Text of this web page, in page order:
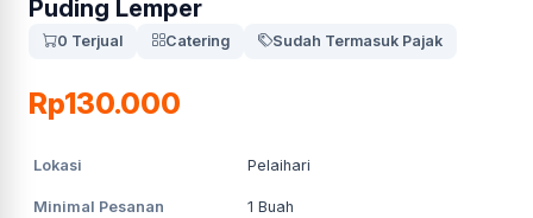
Puding Lemper
0 Terjual Catering Sudah Termasuk Pajak
Rp130.000
Lokasi Pelaihari
Minimal Pesanan 1 Buah